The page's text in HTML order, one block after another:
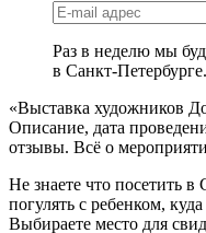
Раз в неделю мы
в Санкт-Петербурге.
«Выставка художников
Описание, дата
отзывы. Всё о
Не знаете что посетить
погулять с ребенком,
Выбираете место для